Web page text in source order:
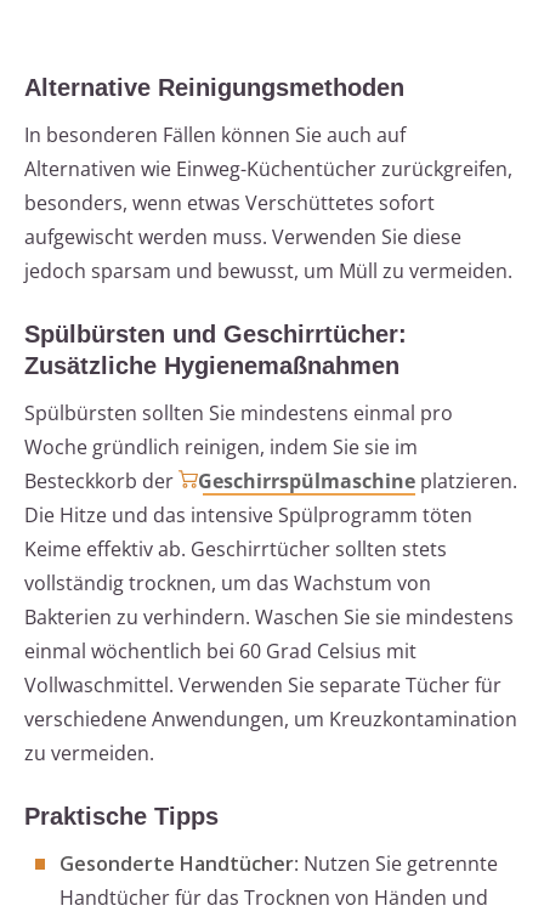
Alternative Reinigungsmethoden
In besonderen Fällen können Sie auch auf
Alternativen wie Einweg-Küchentücher zurückgreifen,
besonders, wenn etwas Verschüttetes sofort
aufgewischt werden muss. Verwenden Sie diese
jedoch sparsam und bewusst, um Müll zu vermeiden.
Spülbürsten und Geschirrtücher:
Zusätzliche Hygienemaßnahmen
Spülbürsten sollten Sie mindestens einmal pro
Woche gründlich reinigen, indem Sie sie im
Besteckkorb der
Geschirrspülmaschine platzieren.
Die Hitze und das intensive Spülprogramm töten
Keime effektiv ab. Geschirrtücher sollten stets
vollständig trocknen, um das Wachstum von
Bakterien zu verhindern. Waschen Sie sie mindestens
einmal wöchentlich bei 60 Grad Celsius mit
Vollwaschmittel. Verwenden Sie separate Tücher für
verschiedene Anwendungen, um Kreuzkontamination
zu vermeiden.
Praktische Tipps
Gesonderte Handtücher: Nutzen Sie getrennte
Handtücher für das Trocknen von Händen und